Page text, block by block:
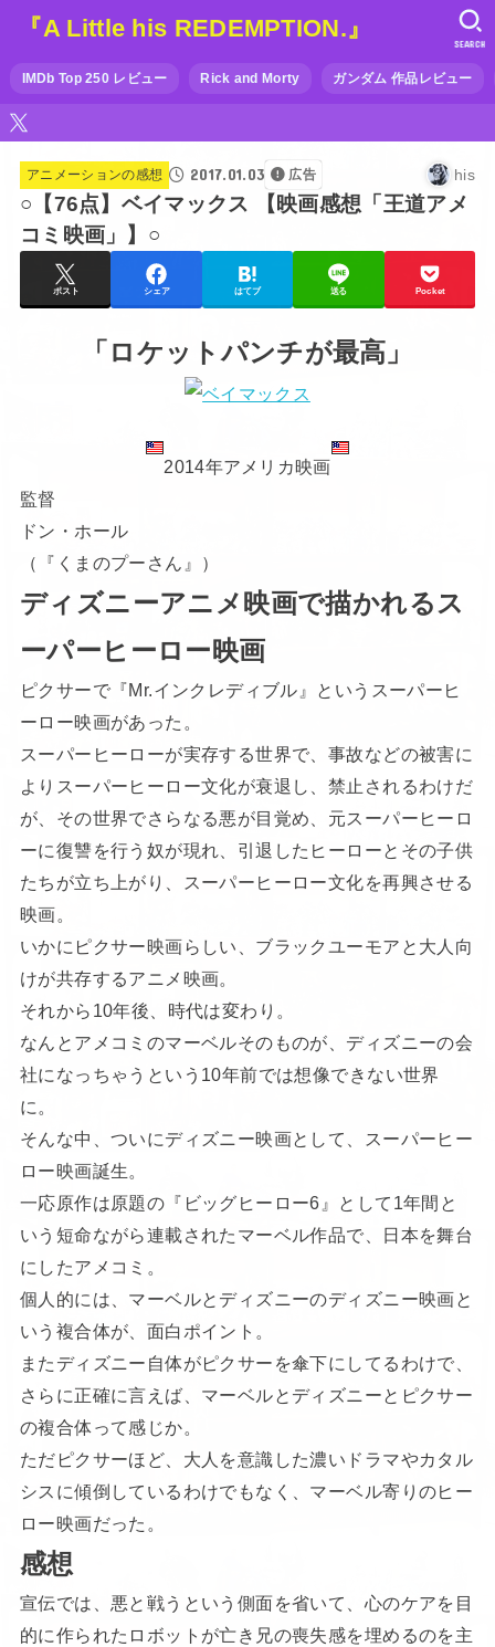
『A Little his REDEMPTION.』
IMDb Top 250 レビュー Rick and Morty ガンダム 作品レビュー
SEARCH
アニメーションの感想 2017.01.03 広告 his
○【76点】ベイマックス 【映画感想「王道アメ
コミ映画」】○
ポスト シェア はてブ 送る Pocket
「ロケットパンチが最高」
2014年アメリカ映画
監督
ドン・ホール
（『くまのプーさん』）
ディズニーアニメ映画で描かれるス
ーパーヒーロー映画
ピクサーで『Mr.インクレディブル』というスーパーヒ
ーロー映画があった。
スーパーヒーローが実存する世界で、事故などの被害に
よりスーパーヒーロー文化が衰退し、禁止されるわけだ
が、その世界でさらなる悪が目覚め、元スーパーヒーロ
ーに復讐を行う奴が現れ、引退したヒーローとその子供
たちが立ち上がり、スーパーヒーロー文化を再興させる
映画。
いかにピクサー映画らしい、ブラックユーモアと大人向
けが共存するアニメ映画。
それから10年後、時代は変わり。
なんとアメコミのマーベルそのものが、ディズニーの会
社になっちゃうという10年前では想像できない世界
に。
そんな中、ついにディズニー映画として、スーパーヒー
ロー映画誕生。
一応原作は原題の『ビッグヒーロー6』として1年間と
いう短命ながら連載されたマーベル作品で、日本を舞台
にしたアメコミ。
個人的には、マーベルとディズニーのディズニー映画と
いう複合体が、面白ポイント。
またディズニー自体がピクサーを傘下にしてるわけで、
さらに正確に言えば、マーベルとディズニーとピクサー
の複合体って感じか。
ただピクサーほど、大人を意識した濃いドラマやカタル
シスに傾倒しているわけでもなく、マーベル寄りのヒー
ロー映画だった。
感想
宣伝では、悪と戦うという側面を省いて、心のケアを目
的に作られたロボットが亡き兄の喪失感を埋めるのを主